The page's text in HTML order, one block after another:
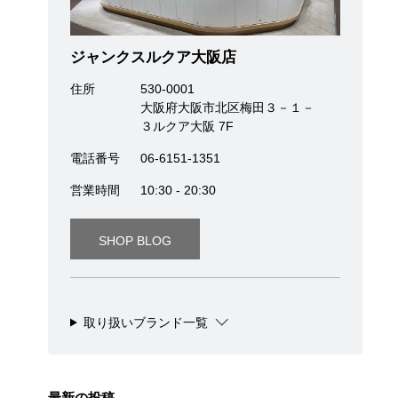
ジャンクスルクア大阪店
住所
530-0001
大阪府大阪市北区梅田３－１－
３ルクア大阪 7F
電話番号 06-6151-1351
営業時間 10:30 - 20:30
SHOP BLOG
取り扱いブランド一覧